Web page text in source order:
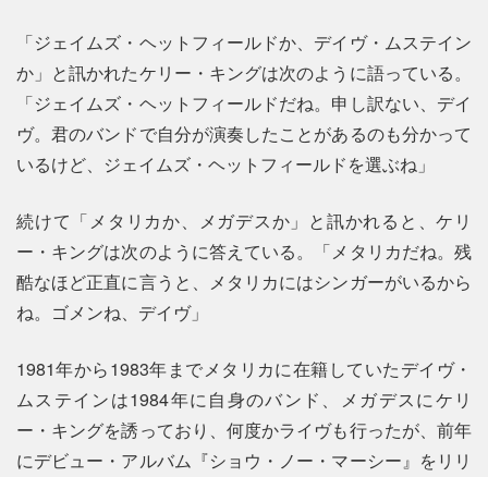
「ジェイムズ・ヘットフィールドか、デイヴ・ムステイン
か」と訊かれたケリー・キングは次のように語っている。
「ジェイムズ・ヘットフィールドだね。申し訳ない、デイ
ヴ。君のバンドで自分が演奏したことがあるのも分かって
いるけど、ジェイムズ・ヘットフィールドを選ぶね」
続けて「メタリカか、メガデスか」と訊かれると、ケリ
ー・キングは次のように答えている。「メタリカだね。残
酷なほど正直に言うと、メタリカにはシンガーがいるから
ね。ゴメンね、デイヴ」
1981年から1983年までメタリカに在籍していたデイヴ・
ムステインは1984年に自身のバンド、メガデスにケリ
ー・キングを誘っており、何度かライヴも行ったが、前年
にデビュー・アルバム『ショウ・ノー・マーシー』をリリ